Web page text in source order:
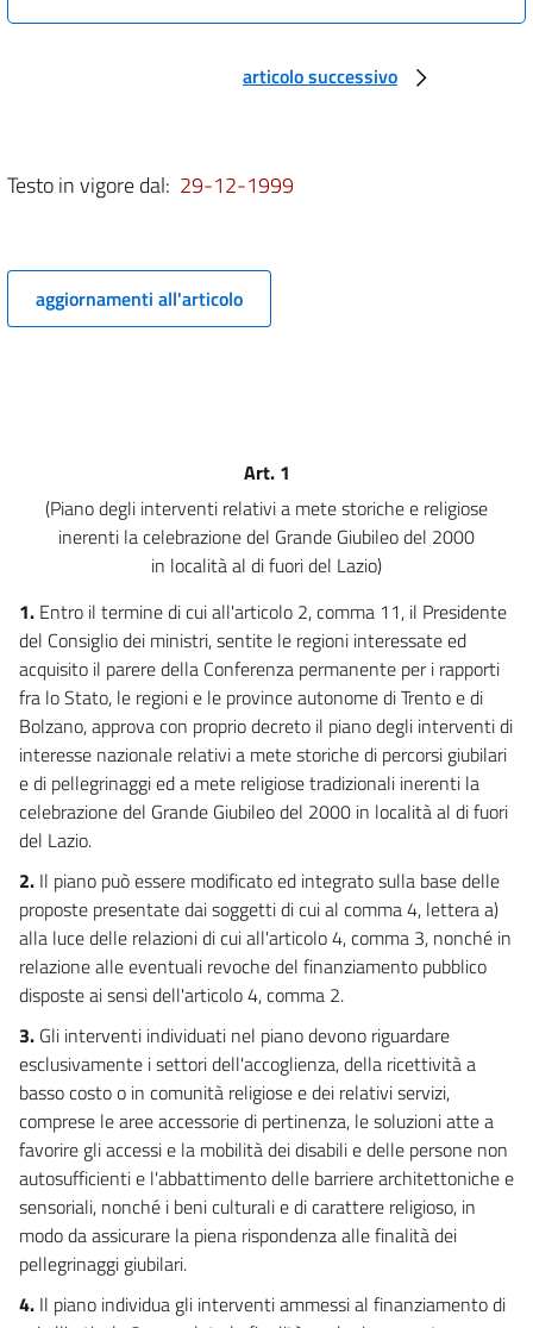
articolo successivo
Testo in vigore dal: 29-12-1999
aggiornamenti all'articolo
Art. 1
(Piano degli interventi relativi a mete storiche e religiose
inerenti la celebrazione del Grande Giubileo del 2000
in località al di fuori del Lazio)
1. Entro il termine di cui all'articolo 2, comma 11, il Presidente
del Consiglio dei ministri, sentite le regioni interessate ed
acquisito il parere della Conferenza permanente per i rapporti
fra lo Stato, le regioni e le province autonome di Trento e di
Bolzano, approva con proprio decreto il piano degli interventi di
interesse nazionale relativi a mete storiche di percorsi giubilari
e di pellegrinaggi ed a mete religiose tradizionali inerenti la
celebrazione del Grande Giubileo del 2000 in località al di fuori
del Lazio.
2. Il piano può essere modificato ed integrato sulla base delle
proposte presentate dai soggetti di cui al comma 4, lettera a)
alla luce delle relazioni di cui all'articolo 4, comma 3, nonché in
relazione alle eventuali revoche del finanziamento pubblico
disposte ai sensi dell'articolo 4, comma 2.
3. Gli interventi individuati nel piano devono riguardare
esclusivamente i settori dell'accoglienza, della ricettività a
basso costo o in comunità religiose e dei relativi servizi,
comprese le aree accessorie di pertinenza, le soluzioni atte a
favorire gli accessi e la mobilità dei disabili e delle persone non
autosufficienti e l'abbattimento delle barriere architettoniche e
sensoriali, nonché i beni culturali e di carattere religioso, in
modo da assicurare la piena rispondenza alle finalità dei
pellegrinaggi giubilari.
4. Il piano individua gli interventi ammessi al finanziamento di